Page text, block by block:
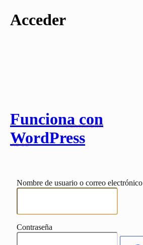
Acceder
Funciona con
WordPress
Nombre de usuario o correo electrónico
Contraseña